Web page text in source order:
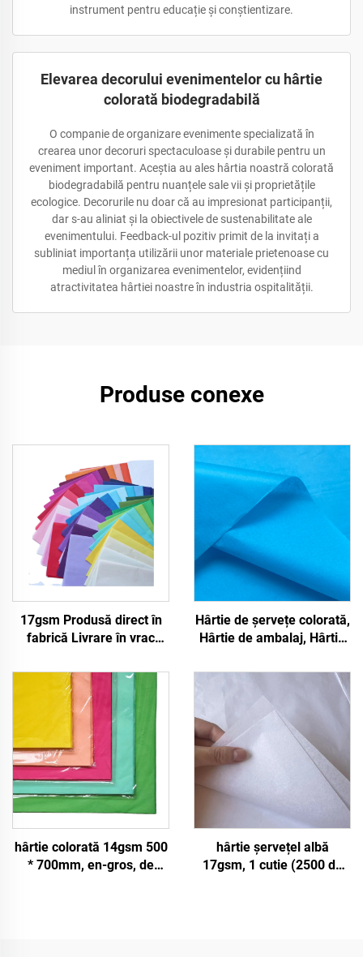
instrument pentru educație și conștientizare.
Elevarea decorului evenimentelor cu hârtie
colorată biodegradabilă
O companie de organizare evenimente specializată în
crearea unor decoruri spectaculoase și durabile pentru un
eveniment important. Aceștia au ales hârtia noastră colorată
biodegradabilă pentru nuanțele sale vii și proprietățile
ecologice. Decorurile nu doar că au impresionat participanții,
dar s-au aliniat și la obiectivele de sustenabilitate ale
evenimentului. Feedback-ul pozitiv primit de la invitați a
subliniat importanța utilizării unor materiale prietenoase cu
mediul în organizarea evenimentelor, evidențiind
atractivitatea hârtiei noastre în industria ospitalității.
Produse conexe
17gsm Produsă direct în
fabrică Livrare în vrac
Personalizabilă Hârtie de
înveliș pentru
Îmbrăcăminte Pantofi
Cadouri Floare Hârtie de
mătase
Hârtie de șervețe colorată,
Hârtie de ambalaj, Hârtie
hârtie colorată 14gsm 500
* 700mm, en-gros, de
hârtie șervețel albă
17gsm, 1 cutie (2500 de